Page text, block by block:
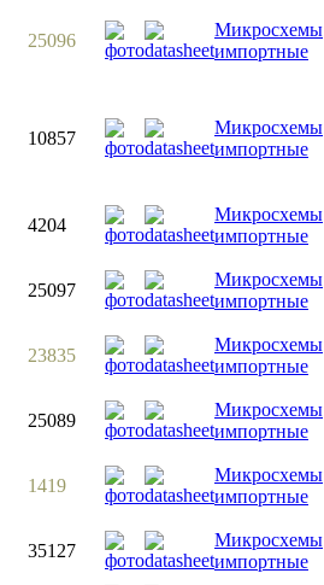
25096
Микросхемы
импортные
10857
Микросхемы
импортные
4204
Микросхемы
импортные
25097
Микросхемы
импортные
23835
Микросхемы
импортные
25089
Микросхемы
импортные
1419
Микросхемы
импортные
35127
Микросхемы
импортные